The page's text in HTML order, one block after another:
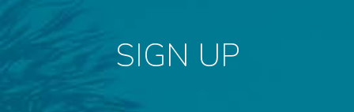
SIGN UP